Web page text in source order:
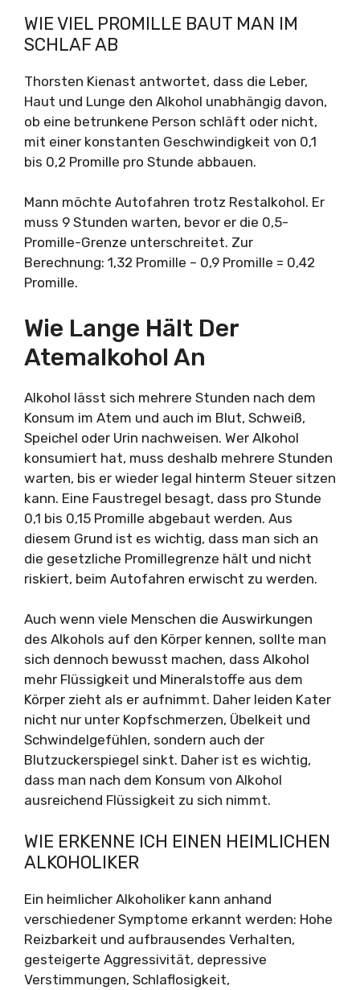
WIE VIEL PROMILLE BAUT MAN IM
SCHLAF AB
Thorsten Kienast antwortet, dass die Leber,
Haut und Lunge den Alkohol unabhängig davon,
ob eine betrunkene Person schläft oder nicht,
mit einer konstanten Geschwindigkeit von 0,1
bis 0,2 Promille pro Stunde abbauen.
Mann möchte Autofahren trotz Restalkohol. Er
muss 9 Stunden warten, bevor er die 0,5-
Promille-Grenze unterschreitet. Zur
Berechnung: 1,32 Promille – 0,9 Promille = 0,42
Promille.
Wie Lange Hält Der
Atemalkohol An
Alkohol lässt sich mehrere Stunden nach dem
Konsum im Atem und auch im Blut, Schweiß,
Speichel oder Urin nachweisen. Wer Alkohol
konsumiert hat, muss deshalb mehrere Stunden
warten, bis er wieder legal hinterm Steuer sitzen
kann. Eine Faustregel besagt, dass pro Stunde
0,1 bis 0,15 Promille abgebaut werden. Aus
diesem Grund ist es wichtig, dass man sich an
die gesetzliche Promillegrenze hält und nicht
riskiert, beim Autofahren erwischt zu werden.
Auch wenn viele Menschen die Auswirkungen
des Alkohols auf den Körper kennen, sollte man
sich dennoch bewusst machen, dass Alkohol
mehr Flüssigkeit und Mineralstoffe aus dem
Körper zieht als er aufnimmt. Daher leiden Kater
nicht nur unter Kopfschmerzen, Übelkeit und
Schwindelgefühlen, sondern auch der
Blutzuckerspiegel sinkt. Daher ist es wichtig,
dass man nach dem Konsum von Alkohol
ausreichend Flüssigkeit zu sich nimmt.
WIE ERKENNE ICH EINEN HEIMLICHEN
ALKOHOLIKER
Ein heimlicher Alkoholiker kann anhand
verschiedener Symptome erkannt werden: Hohe
Reizbarkeit und aufbrausendes Verhalten,
gesteigerte Aggressivität, depressive
Verstimmungen, Schlaflosigkeit,